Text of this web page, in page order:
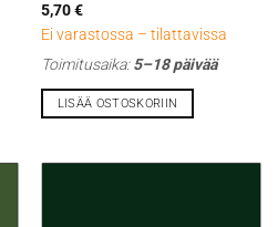
5,70€
Ei varastossa – tilattavissa
Toimitusaika:5–18 päivää
LISÄÄ OSTOSKORIIN